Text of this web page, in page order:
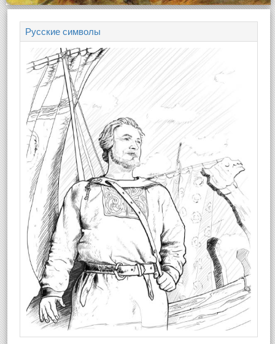
Русские символы